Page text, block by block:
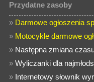
Przydatne zasoby
» Darmowe ogłoszenia
» Motocykle darmowe
» Następna zmiana
»Wyliczanki dla
» Internetowy słownik